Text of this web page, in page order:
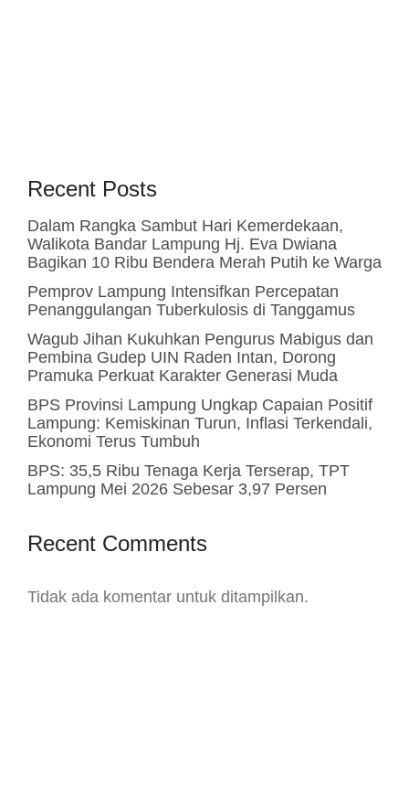
Recent Posts
Dalam Rangka Sambut Hari Kemerdekaan,
Walikota Bandar Lampung Hj. Eva Dwiana
Bagikan 10 Ribu Bendera Merah Putih ke Warga
Pemprov Lampung Intensifkan Percepatan
Penanggulangan Tuberkulosis di Tanggamus
Wagub Jihan Kukuhkan Pengurus Mabigus dan
Pembina Gudep UIN Raden Intan, Dorong
Pramuka Perkuat Karakter Generasi Muda
BPS Provinsi Lampung Ungkap Capaian Positif
Lampung: Kemiskinan Turun, Inflasi Terkendali,
Ekonomi Terus Tumbuh
BPS: 35,5 Ribu Tenaga Kerja Terserap, TPT
Lampung Mei 2026 Sebesar 3,97 Persen
Recent Comments
Tidak ada komentar untuk ditampilkan.